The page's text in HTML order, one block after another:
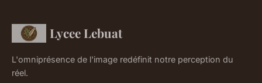
Lycee Lebuat
L'omniprésence de l'image redéfinit notre perception du
réel.